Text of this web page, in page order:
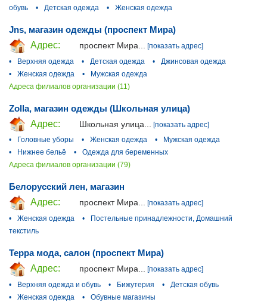
обувь
• Детская одежда • Женская одежда
Jns, магазин одежды (проспект Мира)
Адрес:
проспект Мира...
[показать адрес]
•
Верхняя одежда • Детская одежда •
Джинсовая одежда
•
Женская одежда •
Мужская одежда
Адреса филиалов организации (11)
Zolla, магазин одежды (Школьная улица)
Адрес:
Школьная улица...
[показать адрес]
•
Головные уборы • Женская одежда •
Мужская одежда
•
Нижнее бельё •
Одежда для беременных
Адреса филиалов организации (79)
Белорусский лен, магазин
Адрес:
проспект Мира... [показать адрес]
•
Женская одежда •
Постельные принадлежности, Домашний
текстиль
Терра мода, салон (проспект Мира)
Адрес:
проспект Мира...
[показать адрес]
•
Верхняя одежда и обувь • Бижутерия •
Детская обувь
•
Женская одежда • Обувные магазины